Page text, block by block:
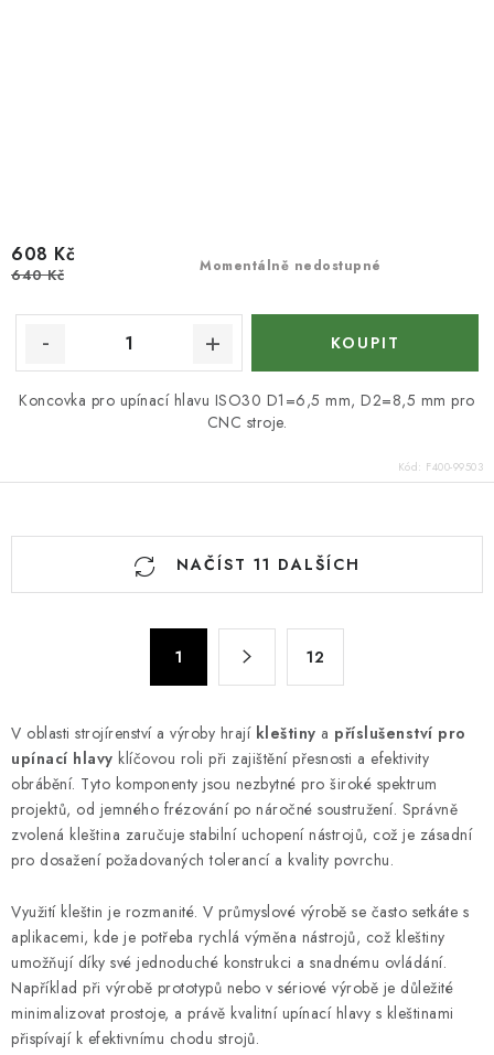
Momentálně nedostupné
608 Kč
640 Kč
Koncovka pro upínací hlavu ISO30 D1=6,5 mm, D2=8,5 mm pro
CNC stroje.
Kód: F400-99503
O
c
í
p
r
v
k
v
ý
p
i
s
NAČÍST 11 DALŠÍCH
á
n
k
o
v
á
n
í
1 12
V oblasti strojírenství a výroby hrají kleštiny a příslušenství pro
upínací hlavy klíčovou roli při zajištění přesnosti a efektivity
obrábění. Tyto komponenty jsou nezbytné pro široké spektrum
projektů, od jemného frézování po náročné soustružení. Správně
zvolená kleština zaručuje stabilní uchopení nástrojů, což je zásadní
pro dosažení požadovaných tolerancí a kvality povrchu.
Využití kleštin je rozmanité. V průmyslové výrobě se často setkáte s
aplikacemi, kde je potřeba rychlá výměna nástrojů, což kleštiny
umožňují díky své jednoduché konstrukci a snadnému ovládání.
Například při výrobě prototypů nebo v sériové výrobě je důležité
minimalizovat prostoje, a právě kvalitní upínací hlavy s kleštinami
přispívají k efektivnímu chodu strojů.